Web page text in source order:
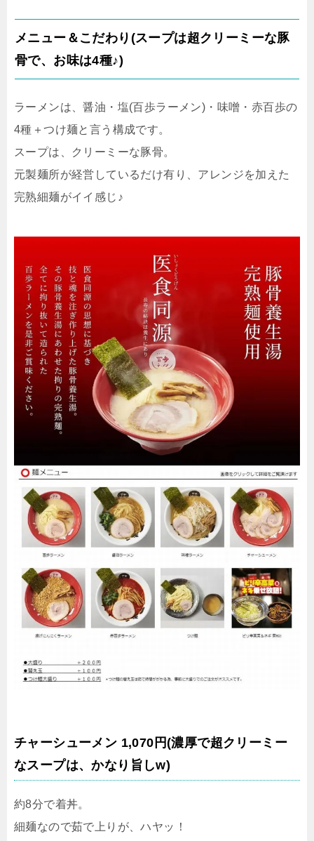
メニュー＆こだわり(スープは超クリーミーな豚
骨で、お味は4種♪)
ラーメンは、醤油・塩(百歩ラーメン)・味噌・赤百歩の
4種＋つけ麺と言う構成です。
スープは、クリーミーな豚骨。
元製麺所が経営しているだけ有り、アレンジを加えた
完熟細麺がイイ感じ♪
チャーシューメン 1,070円(濃厚で超クリーミー
なスープは、かなり旨しw)
約8分で着丼。
細麺なので茹で上りが、ハヤッ！